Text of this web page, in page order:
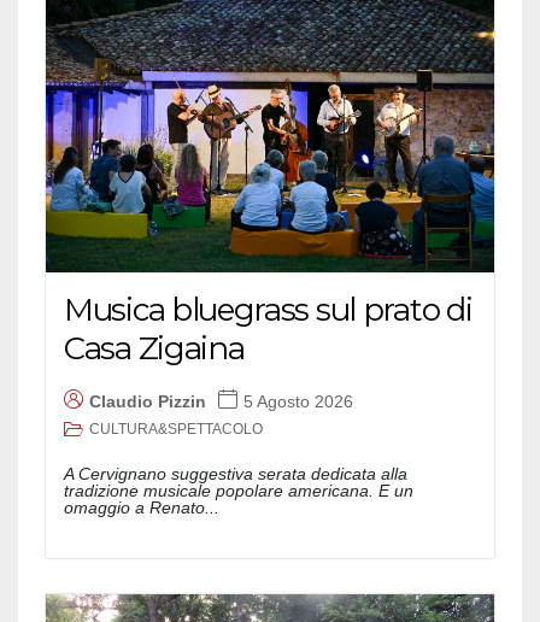
Musica bluegrass sul prato di
Casa Zigaina
Claudio Pizzin 5 Agosto 2026
CULTURA&SPETTACOLO
A Cervignano suggestiva serata dedicata alla
tradizione musicale popolare americana. E un
omaggio a Renato...